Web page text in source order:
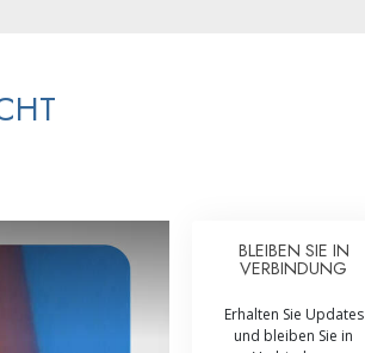
der Scientology
Integrität und EhrlichkeitBLEIBEN SIE IN
VERBINDUNG
Erhalten Sie Updates
und bleiben Sie in